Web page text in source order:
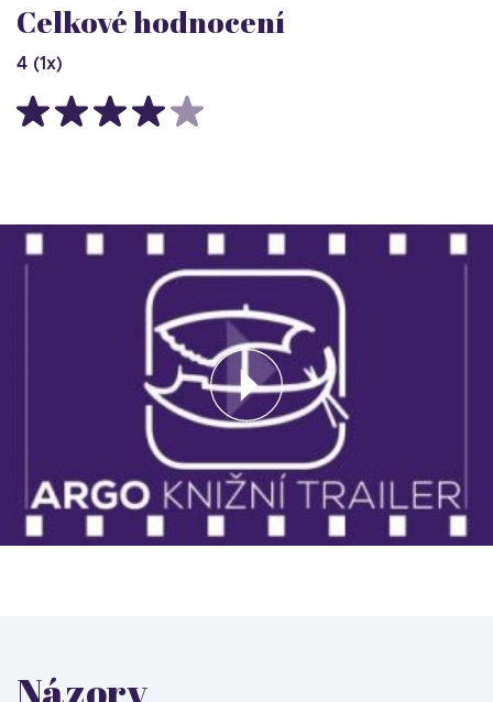
Celkové hodnocení
4 (1x)